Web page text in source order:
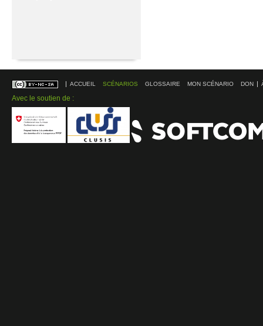
ACCUEIL SCÉNARIOS GLOSSAIRE MON SCÉNARIO DON
Avec le soutien de :